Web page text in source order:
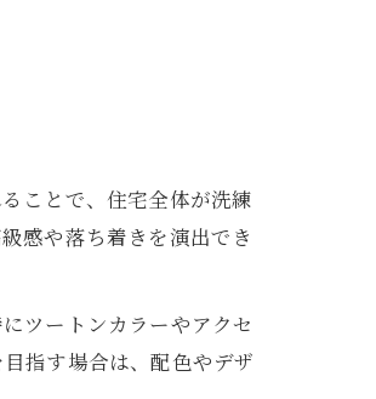
ことで、住宅全体が洗練
感や落ち着きを演出でき
ツートンカラーやアクセ
指す場合は、配色やデザ